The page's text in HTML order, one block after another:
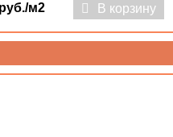
м2 В корзину